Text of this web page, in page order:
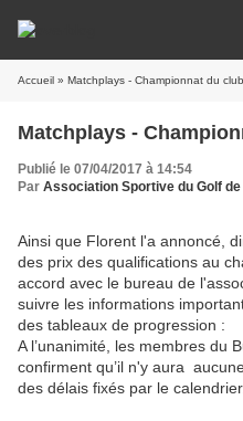
Accueil » Matchplays - Championnat du club
Matchplays -
Publié le 07/04/2017 à 14:54
Par Association Sportive du Golf
Ainsi que Florent l'a annoncé,
des prix des qualifications au
accord avec le bureau de
suivre les informations
des tableaux de progression :
A l’unanimité, les membres du
confirment qu’il n'y aura
des délais fixés par le calendrier.